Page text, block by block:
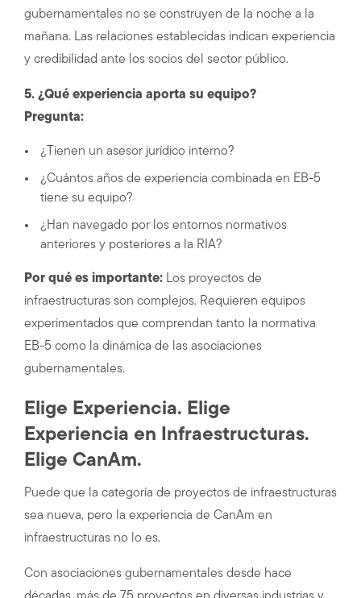
gubernamentales no se construyen de la noche a la
mañana. Las relaciones establecidas indican experiencia
y credibilidad ante los socios del sector público.
5. ¿Qué experiencia aporta su equipo?
Pregunta:
¿Tienen un asesor jurídico interno?
¿Cuántos años de experiencia combinada en EB-5
tiene su equipo?
¿Han navegado por los entornos normativos
anteriores y posteriores a la RIA?
Por qué es importante:Los proyectos de
infraestructuras son complejos. Requieren equipos
experimentados que comprendan tanto la normativa
EB-5 como la dinámica de las asociaciones
gubernamentales.
Elige Experiencia. Elige
Experiencia en Infraestructuras.
Elige CanAm.
Puede que la categoría de proyectos de infraestructuras
sea nueva, pero la experiencia de CanAm en
infraestructuras no lo es.
Con asociaciones gubernamentales desde hace